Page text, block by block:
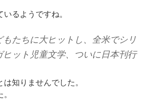
るようですね。
たちに大ヒットし、全米でシリ
ット児童文学、ついに日本刊行
知りませんでした。